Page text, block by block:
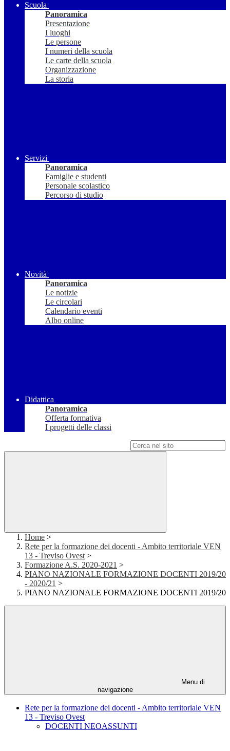
Scuola
Panoramica
Presentazione
I luoghi
Le persone
I numeri della scuola
Le carte della scuola
Organizzazione
La storia
Servizi
Panoramica
Famiglie e studenti
Personale scolastico
Percorso di studio
Novità
Panoramica
Le notizie
Le circolari
Calendario eventi
Albo online
Didattica
Panoramica
Offerta formativa
I progetti delle classi
Home >
Rete per la formazione dei docenti - Ambito territoriale VEN
13 - Treviso Ovest >
Formazione A.S. 2020-2021 >
PIANO NAZIONALE FORMAZIONE DOCENTI 2019/20
- 2020/21 >
PIANO NAZIONALE FORMAZIONE DOCENTI 2019/20
Menu di
navigazione
Rete per la formazione dei docenti - Ambito territoriale VEN
13 - Treviso Ovest
DOCENTI NEOASSUNTI